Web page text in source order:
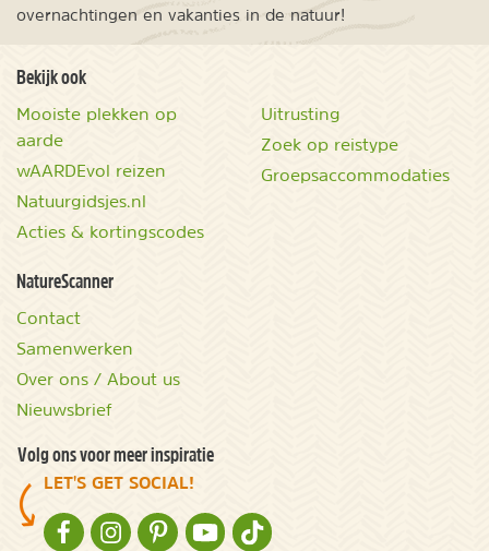
overnachtingen en vakanties in de natuur!
Bekijk ook
Mooiste plekken op
aarde
wAARDEvol reizen
Natuurgidsjes.nl
Acties & kortingscodes
Uitrusting
Zoek op reistype
Groepsaccommodaties
NatureScanner
Contact
Samenwerken
Over ons / About us
Nieuwsbrief
Volg ons voor meer inspiratie
LET'S GET SOCIAL!
NATURESCANNER OP FACEBOOK
NATURESCANNER OP INSTAGRAM
NATURESCANNER OP PINTEREST
NATURESCANNER OP YOUTUBE
NATURESCANNER OP TIKTOK